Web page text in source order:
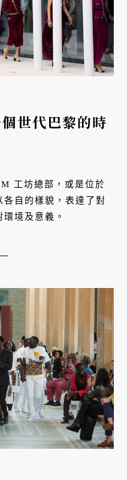
世代巴黎的時
工坊總部，或是位於
自的樣貌，表達了對
境及意義。